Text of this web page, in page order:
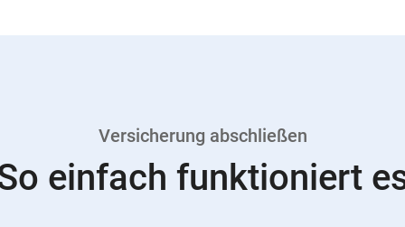
Versicherung abschließen
einfach funktioniert